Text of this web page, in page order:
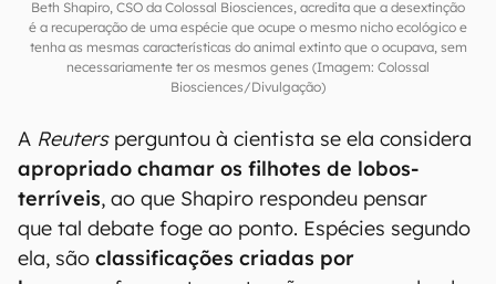
Beth Shapiro, CSO da Colossal Biosciences, acredita que a desextinção